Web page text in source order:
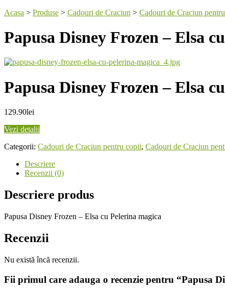
Acasa > Produse > Cadouri de Craciun > Cadouri de Craciun
Papusa Disney Frozen – Elsa
Papusa Disney Frozen – Elsa
129.90lei
Vezi detalii
Categorii: Cadouri de Craciun pentru copii, Cadouri de Craciun
Descriere
Recenzii (0)
Descriere produs
Papusa Disney Frozen – Elsa cu Pelerina magica
Recenzii
Nu există încă recenzii.
Fii primul care adauga o recenzie pentru “Papusa